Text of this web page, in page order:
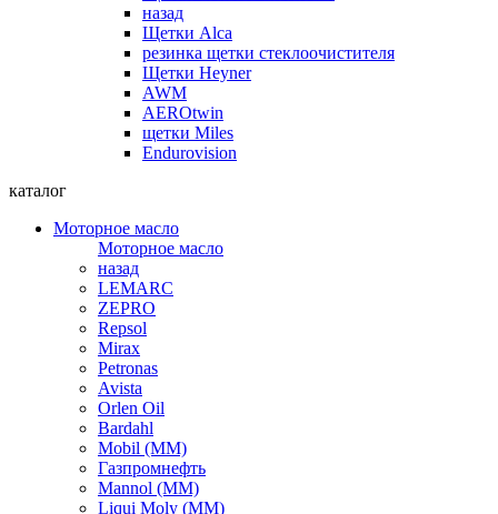
назад
Щетки Alca
резинка щетки стеклоочистителя
Щетки Heyner
AWM
AEROtwin
щетки Miles
Endurovision
каталог
Моторное масло
Моторное масло
назад
LEMARC
ZEPRO
Repsol
Mirax
Petronas
Avista
Orlen Oil
Bardahl
Mobil (ММ)
Газпромнефть
Mannol (ММ)
Liqui Moly (ММ)